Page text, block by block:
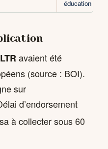
éducation
avaient été
(source : BOI).
sur
d’endorsement
à collecter sous 60